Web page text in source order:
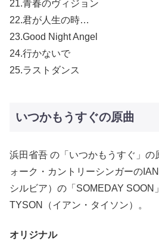
21.青春のヴィジョン
22.君が人生の時…
23.Good Night Angel
24.行かないで
25.ラストダンス
いつかもうすぐの原曲
浜田省吾 の「いつかもうすぐ」の
ォーク・カントリーシンガーの
シルビア）の「SOMEDAY SOON
TYSON（イアン・タイソン）。
オリジナル